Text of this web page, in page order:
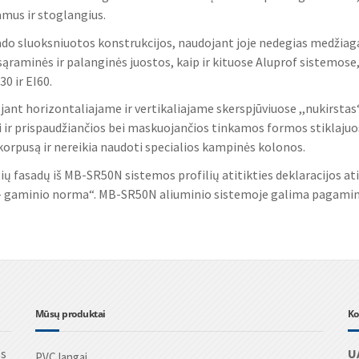
ir stoglangius.
sluoksniuotos konstrukcijos, naudojant joje nedegias
ir palanginės juostos, kaip ir kituose Aluprof
ir EI60.
horizontaliajame ir vertikaliajame skerspjūviuose
prispaudžiančios bei maskuojančios tinkamos formos
ir nereikia naudoti specialios kampinės kolonos.
fasadų iš MB-SR50N sistemos profilių atitikties deklaracijos
gaminio norma“. MB-SR50N aliuminio sistemoje galima
Mūsų produktai